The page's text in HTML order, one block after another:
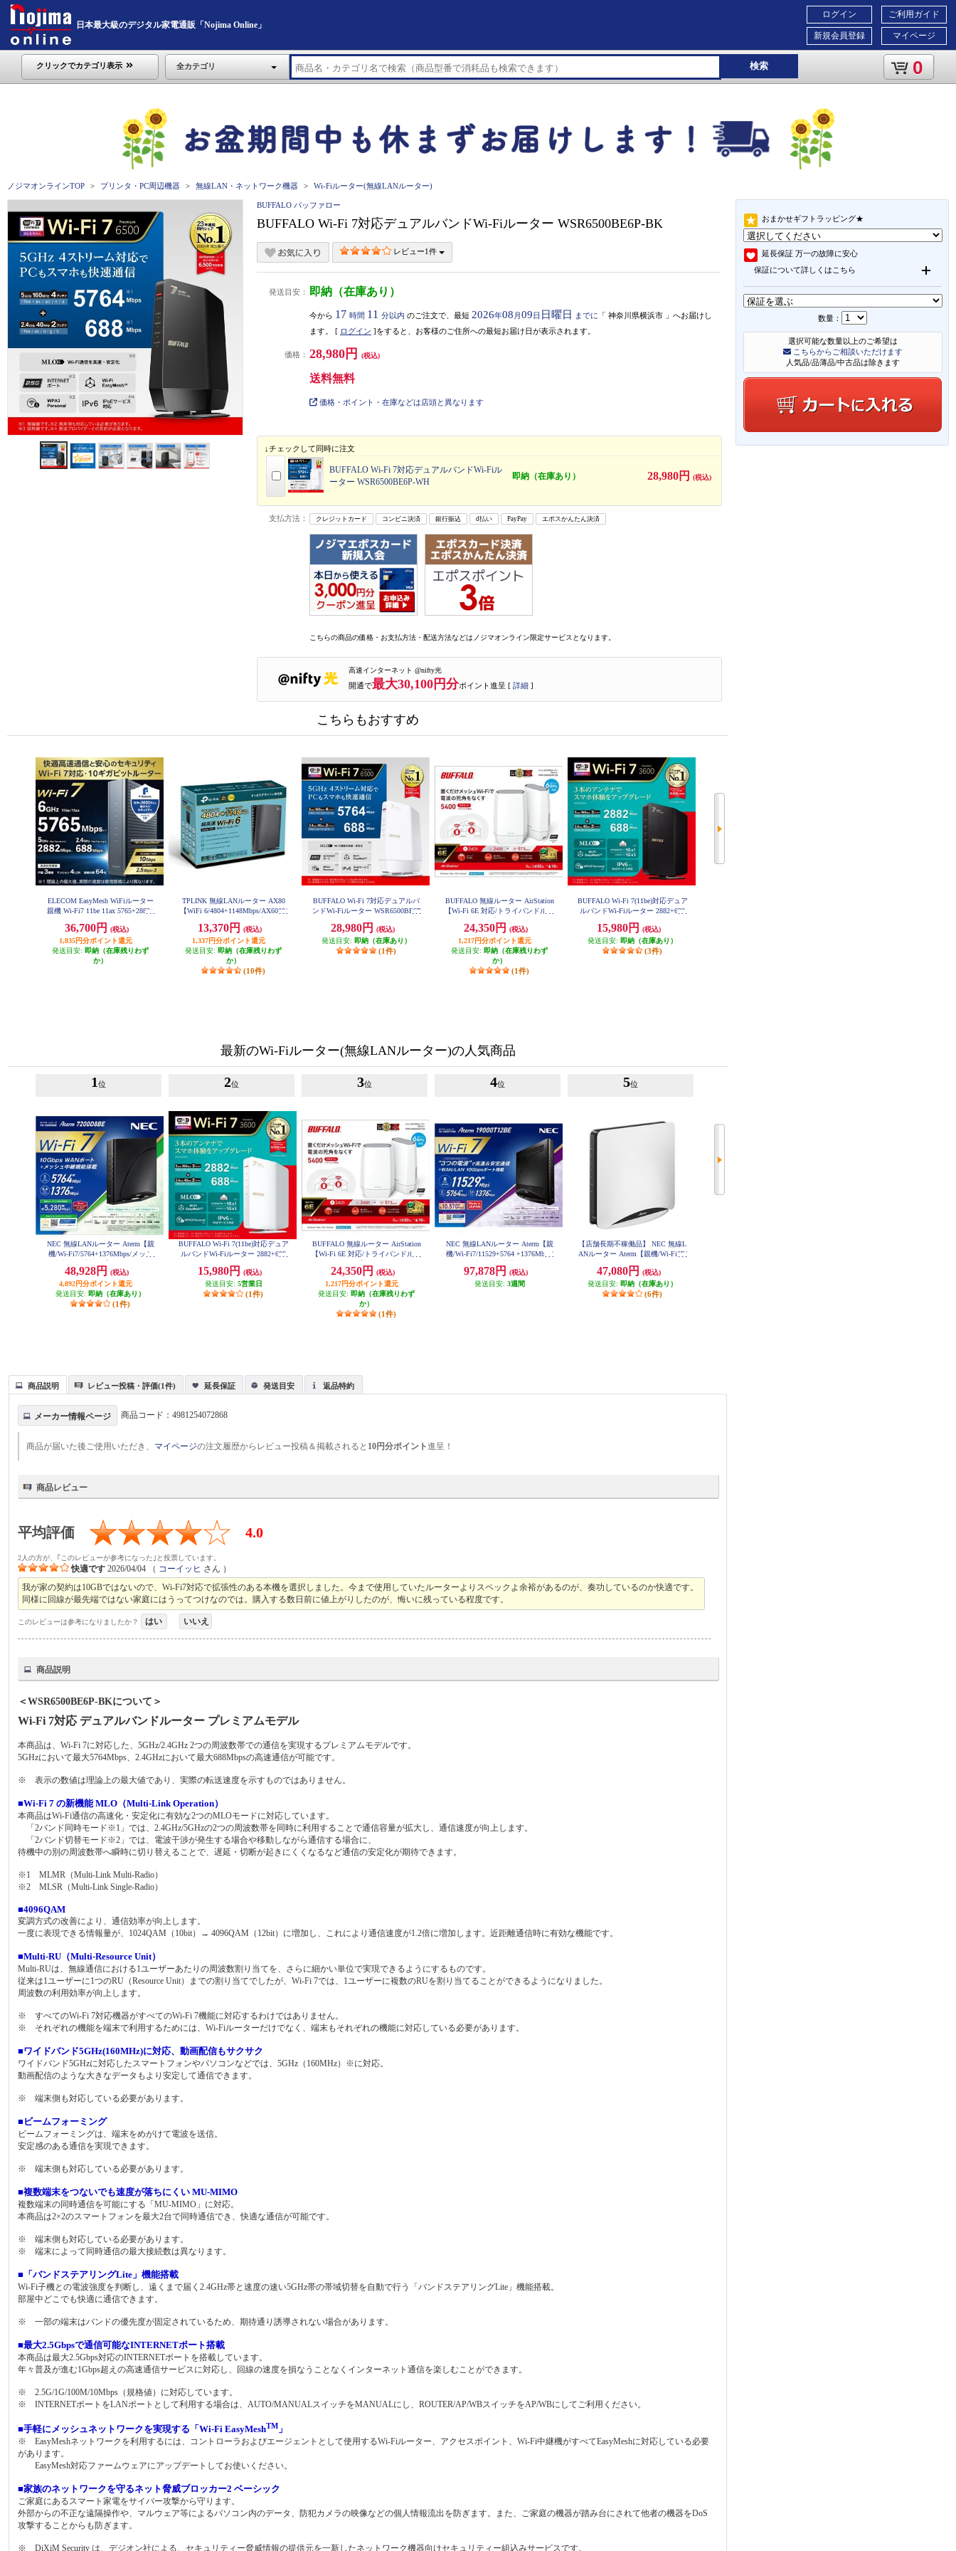
日本最大級のデジタル家電通販「Nojima Online」
ご利用ガイド
マイページ
ログイン
新規会員登録
クリックでカテゴリ表示 全カテゴリ 検索 0
ノジマオンラインTOP プリンタ・PC周辺機器 無線LAN・ネットワーク機器 Wi-Fiルーター(無線LANルーター)
おまかせギフトラッピング★
延長保証 万一の故障に安心
保証について詳しくはこちら
数量：
選択可能な数量以上のご希望は
こちらからご相談いただけます
人気品/品薄品/中古品は除きます
BUFFALO バッファロー
BUFFALO Wi-Fi 7対応デュアルバンドWi-Fiルーター WSR6500BE6P-BK
レビュー1件
発送目安： 即納（在庫あり）
今から 17 時間 11 分以内 のご注文で、最短 2026年08 月09日 日曜日 までに 「 神奈川県横浜市 」 へお届けし
ます。 [ ログイン ]をすると、お客様のご住所への最短お届け日が表示されます。
価格： 28,980円 (税込)
送料無料
価格・ポイント・在庫などは店頭と異なります
↓チェックして同時に注文
BUFFALO Wi-Fi 7対応デュアルバンドWi-Fiル
ーター WSR6500BE6P-WH
即納（在庫あり） 28,980円 (税込)
支払方法： クレジットカード コンビニ決済 銀行振込 d払い PayPay エポスかんたん決済
こちらの商品の価格・お支払方法・配送方法などはノジマオンライン限定サービスとなります。
高速インターネット @nifty光
開通で最大30,100円分ポイント進呈 [ 詳細 ]
こちらもおすすめ
ELECOM EasyMesh WiFiルーター
親機 Wi-Fi7 11be 11ax 5765+2882+
bps AIセキュリティ搭載 ブラック
WRC-BE94XSD-B
36,700円
(税込)
1,835円分ポイント還元
発送目安: 即納（在庫残りわず
か）
TPLINK 無線LANルーター AX80
【WiFi 6/4804+1148Mbps/AX6000/
0/IPoE/IPv6対応/3年保証/2022年12
月モデル】 ARCHER-AX80
13,370円
(税込)
1,337円分ポイント還元
発送目安: 即納（在庫残りわず
か）
(10件)
BUFFALO Wi-Fi 7対応デュアルバ
ンドWi-Fiルーター WSR6500BE6P
28,980円
(税込)
発送目安: 即納（在庫あり）
(1件)
BUFFALO 無線ルーター AirStation
【Wi-Fi 6E 対応/トライバンドルー
2S
24,350円
(税込)
1,217円分ポイント還元
発送目安: 即納（在庫残りわず
か）
(1件)
BUFFALO Wi-Fi 7(11be)対応デュア
ルバンドWi-Fiルーター 2882+688
K
15,980円
(税込)
発送目安: 即納（在庫あり）
(3件)
最新のWi-Fiルーター(無線LANルーター)の人気商品
1 位
NEC 無線LANルーター Aterm【親
機/Wi-Fi7/5764+1376Mbps/メッシ
PA7200D8BE
48,928円
(税込)
4,892円分ポイント還元
発送目安: 即納（在庫あり）
(1件)
2位
BUFFALO Wi-Fi 7(11be)対応デュア
ルバンドWi-Fiルーター 2882+688
H
15,980円
(税込)
発送目安: 5営業日
(1件)
3位
BUFFALO 無線ルーター AirStation
【Wi-Fi 6E 対応/トライバンドルー
2S
24,350円
(税込)
1,217円分ポイント還元
発送目安: 即納（在庫残りわず
か）
(1件)
4位
NEC 無線LANルーター Aterm【親
機/Wi-Fi7/11529+5764 +1376Mbps/
合】PA-19000T12BE PA19000T12B
E
97,878円
(税込)
発送目安: 3週間
5位
【店舗長期不稼働品】 NEC 無線L
ANルーター Aterm【親機/Wi-Fi6E/
線ポート/ホワイト/2022年9月モデ
ル】 PA-WX11000T12
47,080円
(税込)
発送目安: 即納（在庫あり）
(6件)
商品説明 レビュー投稿・評価(1件) 延長保証 発送目安 返品特約
メーカー情報ページ 商品コード：4981254072868
商品が届いた後ご使用いただき、 マイページの注文履歴からレビュー投稿＆掲載されると 10円分ポイント進呈！
商品レビュー
平均評価 4.0
2人の方が、｢このレビューが参考になった｣と投票しています。
快適です 2026/04/04 （ コーイッヒ さん ）
我が家の契約は10GBではないので、Wi-Fi7対応で拡張性のある本機を選択しました。今まで使用していたルーターよりスペックよ余裕があるのが、奏功しているのか快適です。
同様に回線が最先端ではない家庭にはうってつけなのでは。購入する数日前に値上がりしたのが、悔いに残っている程度です。
このレビューは参考になりましたか？ はい いいえ
商品説明
＜WSR6500BE6P-BKについて＞
Wi-Fi 7対応 デュアルバンドルーター プレミアムモデル
本商品は、Wi-Fi 7に対応した、5GHz/2.4GHz 2つの周波数帯での通信を実現するプレミアムモデルです。
5GHzにおいて最大5764Mbps、2.4GHzにおいて最大688Mbpsの高速通信が可能です。
※ 表示の数値は理論上の最大値であり、実際の転送速度を示すものではありません。
■Wi-Fi 7 の新機能 MLO（Multi-Link Operation）
本商品はWi-Fi通信の高速化・安定化に有効な2つのMLOモードに対応しています。
「2バンド同時モード※1」では、2.4GHz/5GHzの2つの周波数帯を同時に利用することで通信容量が拡大し、通信速度が向上します。
「2バンド切替モード※2」では、電波干渉が発生する場合や移動しながら通信する場合に、
待機中の別の周波数帯へ瞬時に切り替えることで、遅延・切断が起きにくくなるなど通信の安定化が期待できます。
※1 MLMR（Multi-Link Multi-Radio）
※2 MLSR（Multi-Link Single-Radio）
■4096QAM
変調方式の改善により、通信効率が向上します。
一度に表現できる情報量が、1024QAM（10bit）→ 4096QAM（12bit）に増加し、これにより通信速度が1.2倍に増加します。近距離通信時に有効な機能です。
■Multi-RU（Multi-Resource Unit）
Multi-RUは、無線通信における1ユーザーあたりの周波数割り当てを、さらに細かい単位で実現できるようにするものです。
従来は1ユーザーに1つのRU（Resource Unit）までの割り当てでしたが、Wi-Fi 7では、1ユーザーに複数のRUを割り当てることができるようになりました。
周波数の利用効率が向上します。
※ すべてのWi-Fi 7対応機器がすべてのWi-Fi 7機能に対応するわけではありません。
※ それぞれの機能を端末で利用するためには、Wi-Fiルーターだけでなく、端末もそれぞれの機能に対応している必要があります。
■ワイドバンド5GHz(160MHz)に対応、動画配信もサクサク
ワイドバンド5GHzに対応したスマートフォンやパソコンなどでは、5GHz（160MHz）※に対応。
動画配信のような大きなデータもより安定して通信できます。
※ 端末側も対応している必要があります。
■ビームフォーミング
ビームフォーミングは、端末をめがけて電波を送信。
安定感のある通信を実現できます。
※ 端末側も対応している必要があります。
■複数端末をつないでも速度が落ちにくい MU-MIMO
複数端末の同時通信を可能にする「MU-MIMO」に対応。
本商品は2×2のスマートフォンを最大2台で同時通信でき、快適な通信が可能です。
※ 端末側も対応している必要があります。
※ 端末によって同時通信の最大接続数は異なります。
■「バンドステアリングLite」機能搭載
Wi-Fi子機との電波強度を判断し、遠くまで届く2.4GHz帯と速度の速い5GHz帯の帯域切替を自動で行う「バンドステアリングLite」機能搭載。
部屋中どこでも快適に通信できます。
※ 一部の端末はバンドの優先度が固定されているため、期待通り誘導されない場合があります。
■最大2.5Gbpsで通信可能なINTERNETポート搭載
本商品は最大2.5Gbps対応のINTERNETポートを搭載しています。
年々普及が進む1Gbps超えの高速通信サービスに対応し、回線の速度を損なうことなくインターネット通信を楽しむことができます。
※ 2.5G/1G/100M/10Mbps（規格値）に対応しています。
※ INTERNETポートをLANポートとして利用する場合は、AUTO/MANUALスイッチをMANUALにし、ROUTER/AP/WBスイッチをAP/WBにしてご利用ください。
■手軽にメッシュネットワークを実現する「Wi-Fi EasyMeshTM 」
※ EasyMeshネットワークを利用するには、コントローラおよびエージェントとして使用するWi-Fiルーター、アクセスポイント、Wi-Fi中継機がすべてEasyMeshに対応している必要
があります。
EasyMesh対応ファームウェアにアップデートしてお使いください。
■家族のネットワークを守るネット脅威ブロッカー2 ベーシック
ご家庭にあるスマート家電をサイバー攻撃から守ります。
外部からの不正な遠隔操作や、マルウェア等によるパソコン内のデータ、防犯カメラの映像などの個人情報流出を防ぎます。また、ご家庭の機器が踏み台にされて他者の機器をDoS
攻撃することからも防ぎます。
※ DiXiM Security は、デジオン社による、セキュリティー脅威情報の提供元を一新したネットワーク機器向けセキュリティー組込みサービスです。